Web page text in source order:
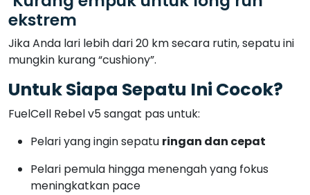
ekstrem
Jika Anda lari lebih dari 20 km secara rutin, sepatu ini
mungkin kurang “cushiony”.
Untuk Siapa Sepatu Ini Cocok?
FuelCell Rebel v5 sangat pas untuk:
Pelari yang ingin sepatu ringan dan cepat
Pelari pemula hingga menengah yang fokus
meningkatkan pace